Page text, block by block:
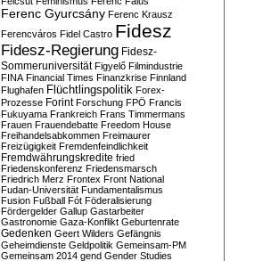
Ferenc Gyurcsány Ferenc Krausz
Ferencváros Fidel Castro Fidesz
Fidesz-Regierung Fidesz-
Sommeruniversität Figyelő Filmindustrie
FINA Financial Times Finanzkrise Finnland
Flughafen Flüchtlingspolitik Forex-
Prozesse Forint Forschung FPÖ Francis
Fukuyama Frankreich Frans Timmermans
Frauen Frauendebatte Freedom House
Freihandelsabkommen Freimaurer
Freizügigkeit Fremdenfeindlichkeit
Fremdwährungskredite fried
Friedenskonferenz Friedensmarsch
Friedrich Merz Frontex Front National
Fudan-Universität Fundamentalismus
Fusion Fußball Fót Föderalisierung
Fördergelder Gallup Gastarbeiter
Gastronomie Gaza-Konflikt Geburtenrate
Gedenken Geert Wilders Gefängnis
Geheimdienste Geldpolitik Gemeinsam-PM
Gemeinsam 2014 gend Gender Studies